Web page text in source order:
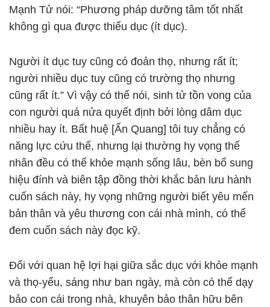
Mạnh Tử nói: “Phương pháp dưỡng tâm tốt nhất
không gì qua được thiểu dục (ít dục).
Người ít dục tuy cũng có đoản thọ, nhưng rất ít;
người nhiều dục tuy cũng có trường thọ nhưng
cũng rất ít.” Vì vậy có thể nói, sinh tử tồn vong của
con người quá nửa quyết định bởi lòng dâm dục
nhiều hay ít. Bất huệ [Ấn Quang] tôi tuy chẳng có
năng lực cứu thế, nhưng lại thường hy vọng thế
nhân đều có thể khỏe mạnh sống lâu, bèn bổ sung
hiệu đính và biên tập đồng thời khắc bản lưu hành
cuốn sách này, hy vọng những người biết yêu mến
bản thân và yêu thương con cái nhà mình, có thể
đem cuốn sách này đọc kỹ.
Đối với quan hệ lợi hại giữa sắc dục với khỏe mạnh
và thọ-yểu, sáng như ban ngày, mà còn có thể dạy
bảo con cái trong nhà, khuyên bảo thân hữu bên